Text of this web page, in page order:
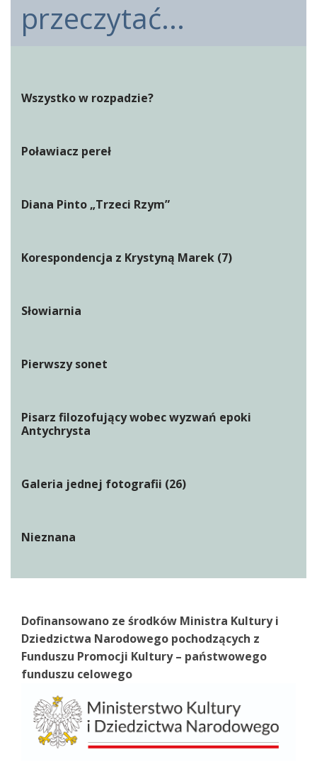
przeczytać...
Wszystko w rozpadzie?
Poławiacz pereł
Diana Pinto „Trzeci Rzym”
Korespondencja z Krystyną Marek (7)
Słowiarnia
Pierwszy sonet
Pisarz filozofujący wobec wyzwań epoki
Antychrysta
Galeria jednej fotografii (26)
Nieznana
Dofinansowano ze środków Ministra Kultury i
Dziedzictwa Narodowego pochodzących z
Funduszu Promocji Kultury – państwowego
funduszu celowego